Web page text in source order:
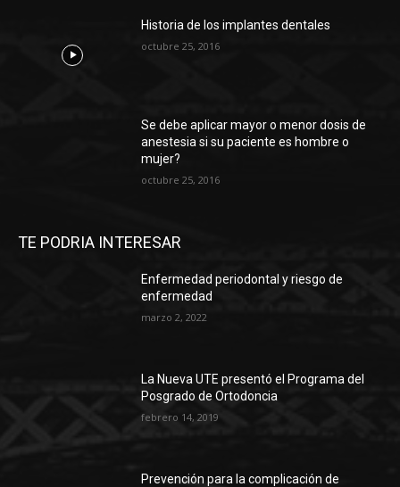
Historia de los implantes dentales
octubre 25, 2016
Se debe aplicar mayor o menor dosis de
anestesia si su paciente es hombre o
mujer?
octubre 25, 2016
TE PODRIA INTERESAR
Enfermedad periodontal y riesgo de
enfermedad
marzo 2, 2022
La Nueva UTE presentó el Programa del
Posgrado de Ortodoncia
febrero 14, 2019
Prevención para la complicación de